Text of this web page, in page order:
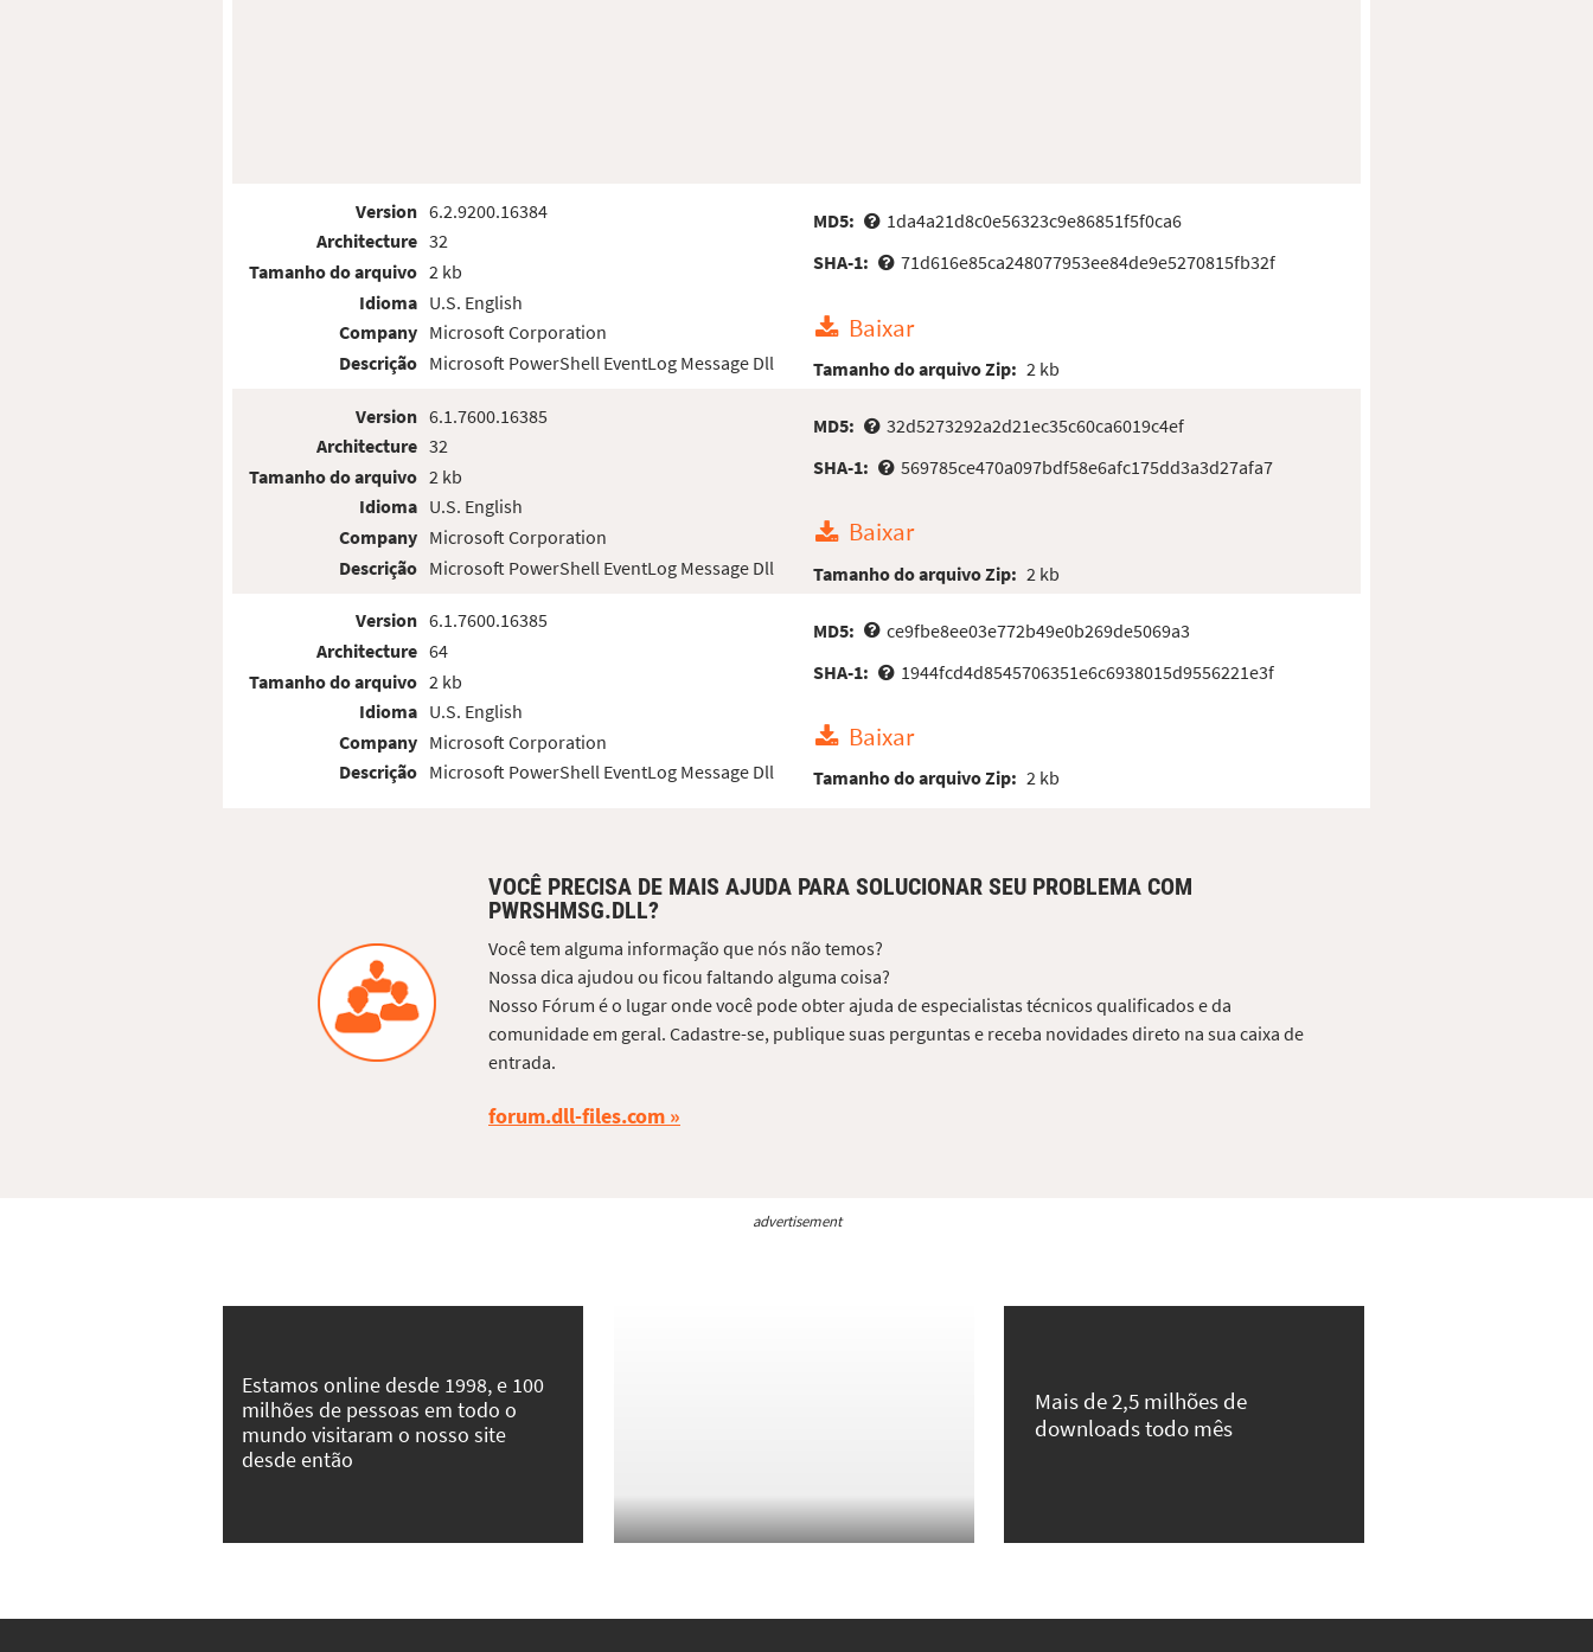
Version
Architecture
Tamanho do arquivo
Idioma
Company
Descrição
6.2.9200.16384
32
2 kb
U.S. English
Microsoft Corporation
Microsoft PowerShell EventLog Message Dll
MD5:
1da4a21d8c0e56323c9e86851f5f0ca6
SHA-1:
71d616e85ca248077953ee84de9e5270815fb32f
Baixar
Tamanho do arquivo Zip: 2 kb
Version
Architecture
Tamanho do arquivo
Idioma
Company
Descrição
6.1.7600.16385
32
2 kb
U.S. English
Microsoft Corporation
Microsoft PowerShell EventLog Message Dll
MD5:
32d5273292a2d21ec35c60ca6019c4ef
SHA-1:
569785ce470a097bdf58e6afc175dd3a3d27afa7
Baixar
Tamanho do arquivo Zip: 2 kb
Version
Architecture
Tamanho do arquivo
Idioma
Company
Descrição
6.1.7600.16385
64
2 kb
U.S. English
Microsoft Corporation
Microsoft PowerShell EventLog Message Dll
MD5:
ce9fbe8ee03e772b49e0b269de5069a3
SHA-1:
1944fcd4d8545706351e6c6938015d9556221e3f
Baixar
Tamanho do arquivo Zip: 2 kb
VOCÊ PRECISA DE MAIS AJUDA PARA SOLUCIONAR SEU PROBLEMA COM
PWRSHMSG.DLL?
Você tem alguma informação que nós não temos?
Nossa dica ajudou ou ficou faltando alguma coisa?
Nosso Fórum é o lugar onde você pode obter ajuda de especialistas técnicos qualificados e da
comunidade em geral. Cadastre-se, publique suas perguntas e receba novidades direto na sua caixa de
entrada.
forum.dll-files.com
advertisement
Estamos online desde 1998, e 100
milhões de pessoas em todo o
mundo visitaram o nosso site
desde então
Mais de 2,5 milhões de
downloads todo mês